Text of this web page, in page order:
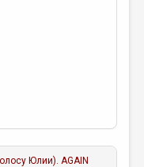
Юлии). AGAIN